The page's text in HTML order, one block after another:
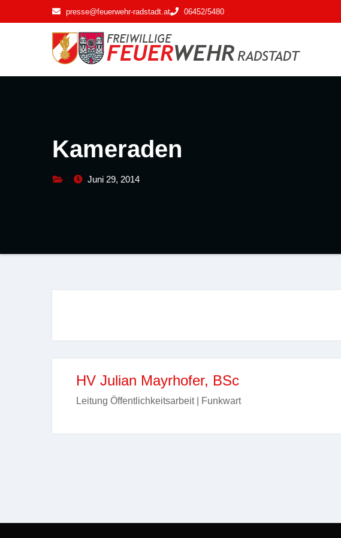
Inhalt
presse@feuerwehr-radstadt.at 06452/5480
Kameraden
Juni 29, 2014
HV Julian Mayrhofer, BSc
Leitung Öffentlichkeitsarbeit | Funkwart